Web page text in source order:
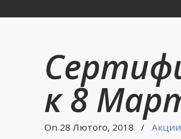
к 8
On 28 Лютого, 2018 / Акции